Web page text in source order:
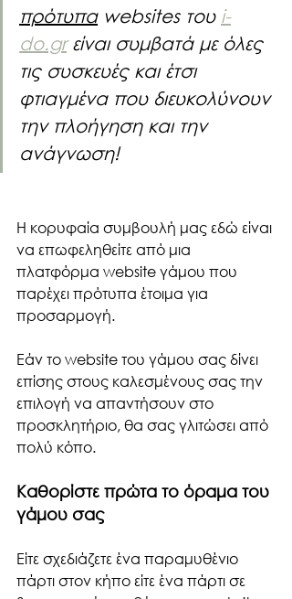
πρότυπα websites του i-
do.gr είναι συμβατά με όλες
τις συσκευές και έτσι
φτιαγμένα που διευκολύνουν
την πλοήγηση και την
ανάγνωση!
Η κορυφαία συμβουλή μας εδώ είναι
να επωφεληθείτε από μια
πλατφόρμα website γάμου που
παρέχει πρότυπα έτοιμα για
προσαρμογή.
Εάν το website του γάμου σας δίνει
επίσης στους καλεσμένους σας την
επιλογή να απαντήσουν στο
προσκλητήριο, θα σας γλιτώσει από
πολύ κόπο.
Καθορίστε πρώτα το όραμα του
γάμου σας
Είτε σχεδιάζετε ένα παραμυθένιο
πάρτι στον κήπο είτε ένα πάρτι σε